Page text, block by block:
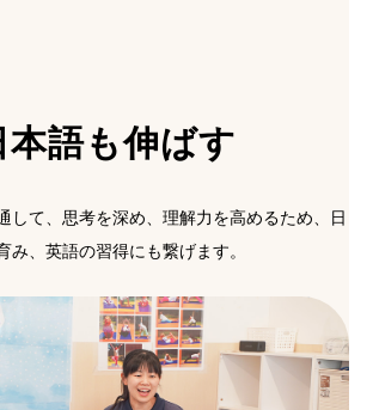
本語も伸ばす
して、思考を深め、理解力を高めるため、日
み、英語の習得にも繋げます。